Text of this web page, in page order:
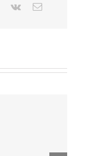
Pinterest
Vk Sähköposti